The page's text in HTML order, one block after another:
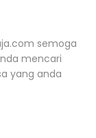
semoga
mencari
yang anda